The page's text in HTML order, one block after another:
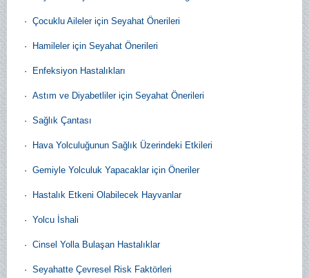
· Çocuklu Aileler için Seyahat Önerileri
· Hamileler için Seyahat Önerileri
· Enfeksiyon Hastalıkları
· Astım ve Diyabetliler için Seyahat Önerileri
· Sağlık Çantası
· Hava Yolculuğunun Sağlık Üzerindeki Etkileri
· Gemiyle Yolculuk Yapacaklar için Öneriler
· Hastalık Etkeni Olabilecek Hayvanlar
· Yolcu İshali
· Cinsel Yolla Bulaşan Hastalıklar
· Seyahatte Çevresel Risk Faktörleri